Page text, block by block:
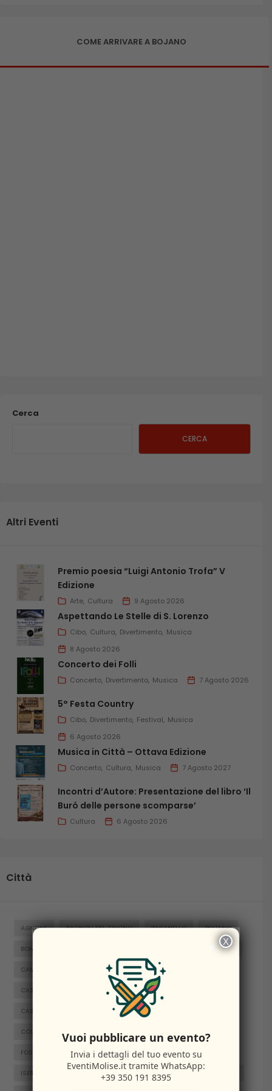
COME ARRIVARE A BOJANO
Cerca
CERCA
Altri Eventi
Premio poesia “Luigi Antonio Trofa” V
Edizione
Arte Cultura 9 Agosto 2026
Aspettando Le Stelle di S. Lorenzo
Cibo Cultura Divertimento Musica
8 Agosto 2026
Concerto dei Folli
Concerto Divertimento Musica 7 Agosto 2026
5° Festa Country
Cibo Divertimento Festival Musica
6 Agosto 2026
Musica in Città – Ottava Edizione
Concerto Cultura Musica 7 Agosto 2027
Incontri d’Autore: Presentazione del libro ‘Il
Buró delle persone scomparse’
Cultura 6 Agosto 2026
Città
AGNONE BAGNOLI DEL TRIGNO BARANELLO BOJANO
BONEFRO CAMPOBASSO
CAMPOMARINO CAPRACOTTA CARPINONE
CASACALENDA CASTELNUOVO AL VOLTURNO
CASTELPETROSO CASTROPIGNANO
COLLE D'ANCHISE COLLETORTO
FOSSALTO FROSOLONE GAMBATESA GUARDIAREGIA
ISERNIA LARINO MACCHIAGODENA
×
Vuoi pubblicare un evento?
Invia i dettagli del tuo evento su
EventiMolise.it tramite WhatsApp:
+39 350 191 8395
X